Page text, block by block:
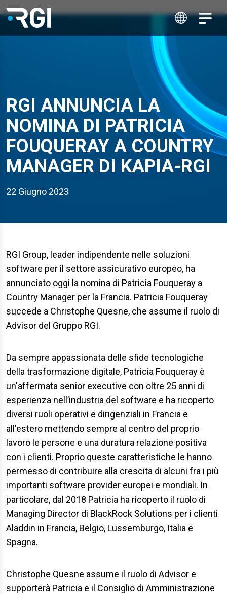
RGI ANNUNCIA LA
NOMINA DI PATRICIA
FOUQUERAY A COUNTRY
MANAGER DI KAPIA-RGI
22 Giugno 2023
RGI Group, leader indipendente nelle soluzioni
software per il settore assicurativo europeo, ha
annunciato oggi la nomina di Patricia Fouqueray a
Country Manager per la Francia. Patricia Fouqueray
succede a Christophe Quesne, che assume il ruolo di
Advisor del Gruppo RGI.
Da sempre appassionata delle sfide tecnologiche
della trasformazione digitale, Patricia Fouqueray è
un'affermata senior executive con oltre 25 anni di
esperienza nell’industria del software e ha ricoperto
diversi ruoli operativi e dirigenziali in Francia e
all'estero mettendo sempre al centro del proprio
lavoro le persone e una duratura relazione positiva
con i clienti. Proprio queste caratteristiche le hanno
permesso di contribuire alla crescita di alcuni fra i più
importanti software provider europei e mondiali. In
particolare, dal 2018 Patricia ha ricoperto il ruolo di
Managing Director di BlackRock Solutions per i clienti
Aladdin in Francia, Belgio, Lussemburgo, Italia e
Spagna.
Christophe Quesne assume il ruolo di Advisor e
supporterà Patricia e il Consiglio di Amministrazione